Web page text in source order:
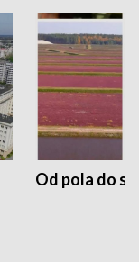
Od pola do